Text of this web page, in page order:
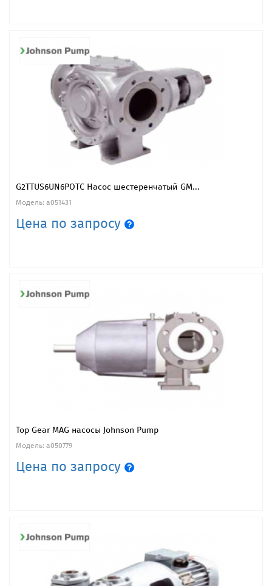
G2TTUS6UN6POTC Насос шестеренчатый GM...
Модель: a051431
Цена по запросу
Top Gear MAG насосы Johnson Pump
Модель: a050779
Цена по запросу